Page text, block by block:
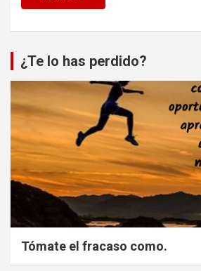
¿Te lo has perdido?
Tómate el fracaso como.